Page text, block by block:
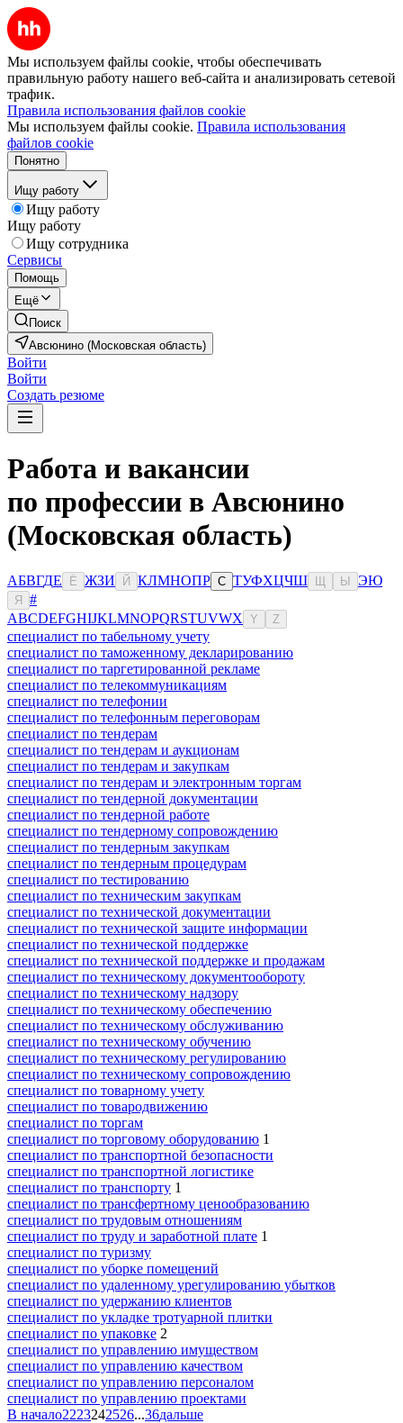
Мы используем файлы cookie, чтобы обеспечивать
правильную работу нашего веб-сайта и анализировать сетевой
трафик.
Правила использования файлов cookie
Мы используем файлы cookie. Правила использования
файлов cookie
Понятно
Ищу работу
Ищу работу
Ищу работу
Ищу сотрудника
Сервисы
Помощь
Ещё
Поиск
Авсюнино (Московская область)
Войти
Войти
Создать резюме
Работа и вакансии
по профессии в Авсюнино
(Московская область)
АБВГДЕ Ё ЖЗИ Й КЛМНОПР С ТУФХЦЧШ Ы ЭЮ
Я
#
ABCDEFGHIJKLMNOPQRSTUVWX Y Z
специалист по табельному учету
специалист по таможенному декларированию
специалист по таргетированной рекламе
специалист по телекоммуникациям
специалист по телефонии
специалист по телефонным переговорам
специалист по тендерам
специалист по тендерам и аукционам
специалист по тендерам и закупкам
специалист по тендерам и электронным торгам
специалист по тендерной документации
специалист по тендерной работе
специалист по тендерному сопровождению
специалист по тендерным закупкам
специалист по тендерным процедурам
специалист по тестированию
специалист по техническим закупкам
специалист по технической документации
специалист по технической защите информации
специалист по технической поддержке
специалист по технической поддержке и продажам
специалист по техническому документообороту
специалист по техническому надзору
специалист по техническому обеспечению
специалист по техническому обслуживанию
специалист по техническому обучению
специалист по техническому регулированию
специалист по техническому сопровождению
специалист по товарному учету
специалист по товародвижению
специалист по торгам
специалист по торговому оборудованию 1
специалист по транспортной безопасности
специалист по транспортной логистике
специалист по транспорту 1
специалист по трансфертному ценообразованию
специалист по трудовым отношениям
специалист по труду и заработной плате 1
специалист по туризму
специалист по уборке помещений
специалист по удаленному урегулированию убытков
специалист по удержанию клиентов
специалист по укладке тротуарной плитки
специалист по упаковке 2
специалист по управлению имуществом
специалист по управлению качеством
специалист по управлению персоналом
специалист по управлению проектами
В начало2223242526...36дальше